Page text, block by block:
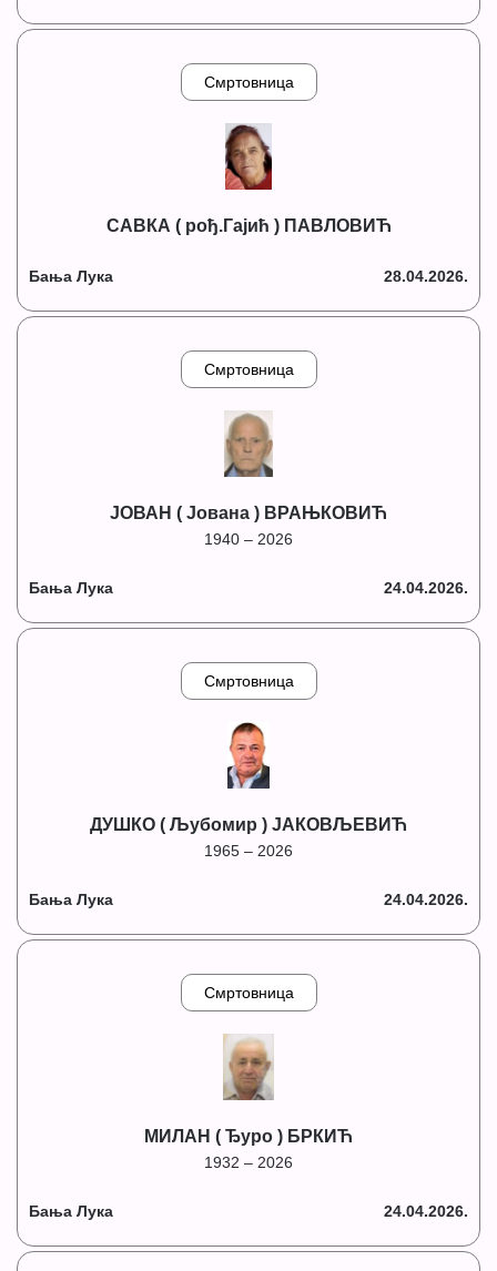
Смртовница
САВКА ( рођ.Гајић ) ПАВЛОВИЋ
Бања Лука 28.04.2026.
Смртовница
ЈОВАН ( Јована ) ВРАЊКОВИЋ
1940 – 2026
Бања Лука 24.04.2026.
Смртовница
ДУШКО ( Љубомир ) ЈАКОВЉЕВИЋ
1965 – 2026
Бања Лука 24.04.2026.
Смртовница
МИЛАН ( Ђуро ) БРКИЋ
1932 – 2026
Бања Лука 24.04.2026.